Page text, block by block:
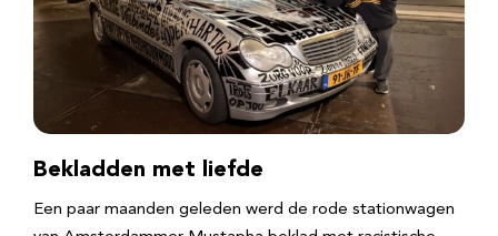
Bekladden met liefde
Een paar maanden geleden werd de rode stationwagen